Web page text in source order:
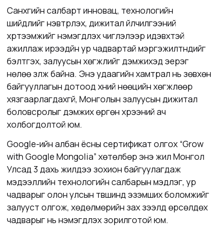
Санхүүгийн салбарт инновац, технологийн
шийдлийг нэвтрүүлэх, дижитал үйлчилгээний
хүртээмжийг нэмэгдүүлэх чиглэлээр идэвхтэй
ажиллаж ирээдүйн ур чадвартай мэргэжилтнүүдийг
бэлтгэх, залуусын хөгжлийг дэмжихэд эерэг
нөлөө үзүүлж байна. Энэ удаагийн хамтрал нь зөвхөн
байгууллагын дотоод хүний нөөцийн хөгжлөөр
хязгаарлагдахгүй, Монголын залуусын дижитал
боловсролыг дэмжих өргөн хүрээний ач
холбогдолтой юм.
Google-ийн албан ёсны сертификат олгох “Grow
with Google Mongolia” хөтөлбөр энэ жил Монгол
Улсад 3 дахь жилдээ зохион байгуулагдаж
мэдээллийн технологийн салбарын мэдлэг, ур
чадварыг олон улсын түвшинд эзэмших боломжийг
залууст олгож, хөдөлмөрийн зах зээлд өрсөлдөх
чадварыг нь нэмэгдүүлэх зорилготой юм.